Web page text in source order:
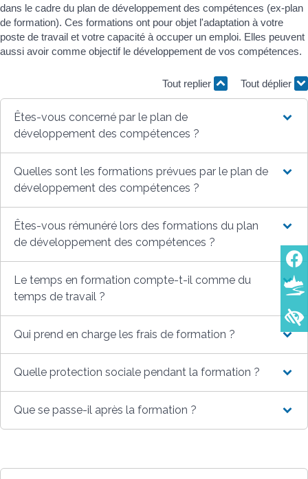
dans le cadre du plan de développement des compétences (ex-plan
de formation). Ces formations ont pour objet l'adaptation à votre
poste de travail et votre capacité à occuper un emploi. Elles peuvent
aussi avoir comme objectif le développement de vos compétences.
Tout replier Tout déplier
Êtes-vous concerné par le plan de
développement des compétences ?
Quelles sont les formations prévues par le plan de
développement des compétences ?
Êtes-vous rémunéré lors des formations du plan
de développement des compétences ?
Le temps en formation compte-t-il comme du
temps de travail ?
Qui prend en charge les frais de formation ?
Quelle protection sociale pendant la formation ?
Que se passe-il après la formation ?